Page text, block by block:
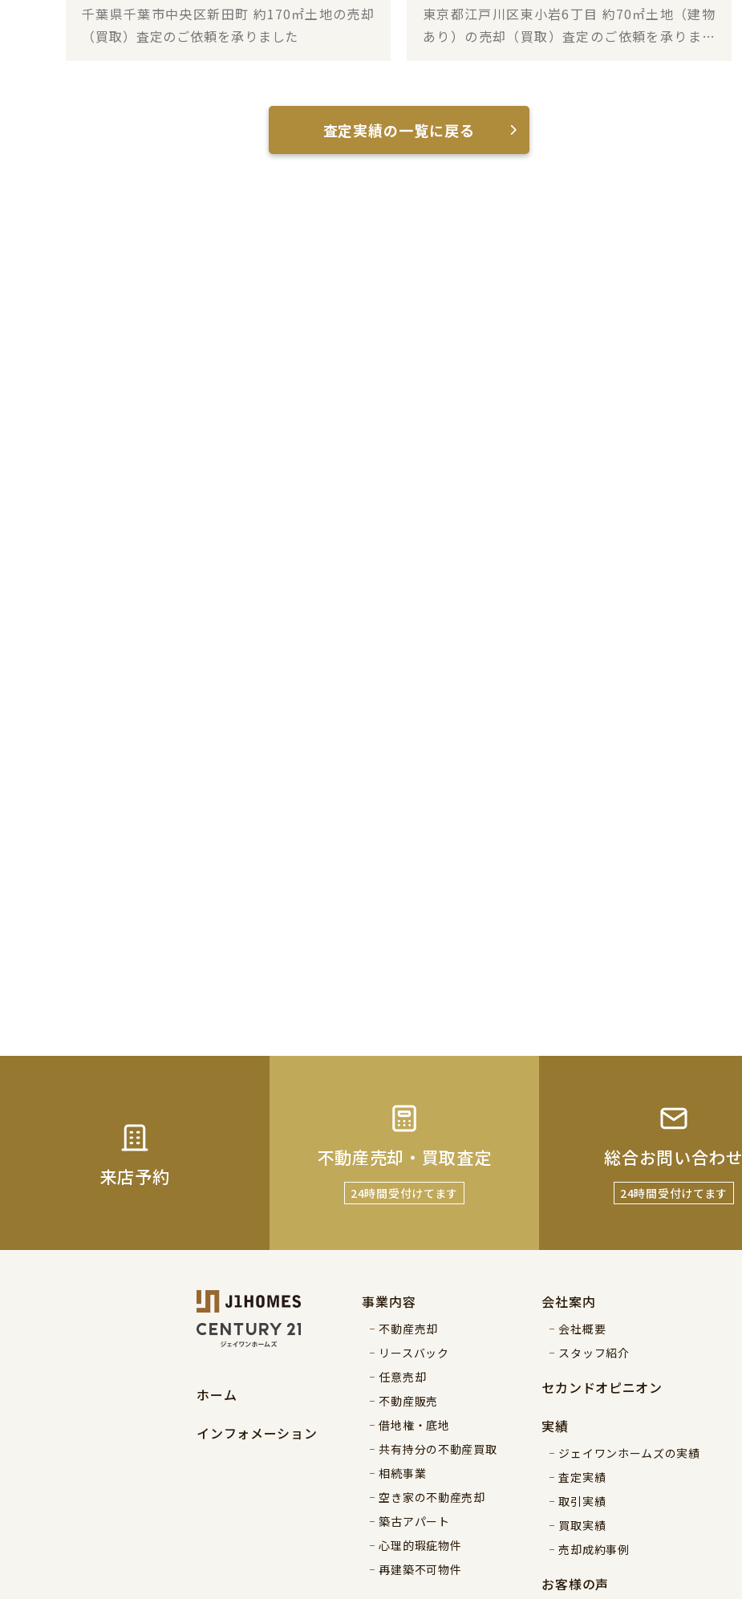
千葉県千葉市中央区新田町 約170㎡土地の売却
（買取）査定のご依頼を承りました
東京都江戸川区東小岩6丁目 約70㎡土地（建物
あり）の売却（買取）査定のご依頼を承りまし
査定実績の一覧に戻る
来店予約
不動産売却・買取査定
24時間受付けてます
総合お問い合わせ
24時間受付けてます
ホーム
インフォメーション
事業内容
不動産売却
リースバック
任意売却
不動産販売
借地権・底地
共有持分の不動産買取
相続事業
空き家の不動産売却
築古アパート
心理的瑕疵物件
再建築不可物件
会社案内
会社概要
スタッフ紹介
セカンドオピニオン
実績
ジェイワンホームズの実績
査定実績
取引実績
買取実績
売却成約事例
お客様の声